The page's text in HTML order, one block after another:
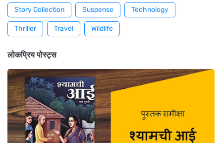
Story Collection Suspense Technology
Thriller Travel Wildlife
लोकप्रिय पोस्ट्स